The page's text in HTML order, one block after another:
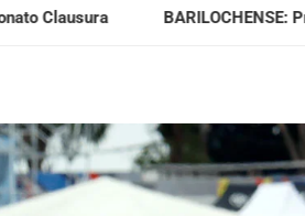
Preparan una jornada a